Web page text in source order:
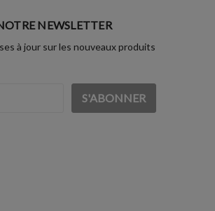
NEWSLETTER
à jour sur les nouveaux produits